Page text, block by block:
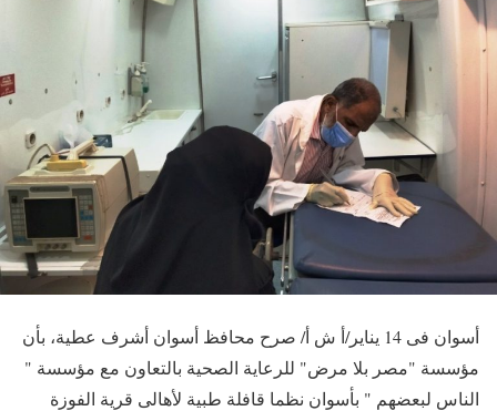
أسوان فى 14 يناير/أ ش أ/ صرح محافظ أسوان أشرف عطية، بأن
مؤسسة "مصر بلا مرض" للرعاية الصحية بالتعاون مع مؤسسة "
الناس لبعضهم " بأسوان نظما قافلة طبية لأهالى قرية الفوزة